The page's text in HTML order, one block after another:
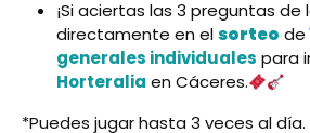
¡Si aciertas las 3 preguntas
directamente en elsorteo de
generales individuales para
Horteralia en Cáceres.
*Puedes jugar hasta 3 veces al día.